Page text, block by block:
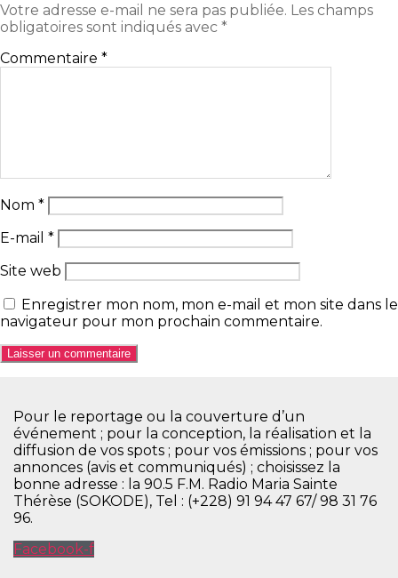
Votre adresse e-mail ne sera pas publiée. Les champs
obligatoires sont indiqués avec *
Commentaire *
Nom *
E-mail *
Site web
Enregistrer mon nom, mon e-mail et mon site dans le
navigateur pour mon prochain commentaire.
Pour le reportage ou la couverture d’un
événement ; pour la conception, la réalisation et la
diffusion de vos spots ; pour vos émissions ; pour vos
annonces (avis et communiqués) ; choisissez la
bonne adresse : la 90.5 F.M. Radio Maria Sainte
Thérèse (SOKODE), Tel : (+228) 91 94 47 67/ 98 31 76
96.
Facebook-f